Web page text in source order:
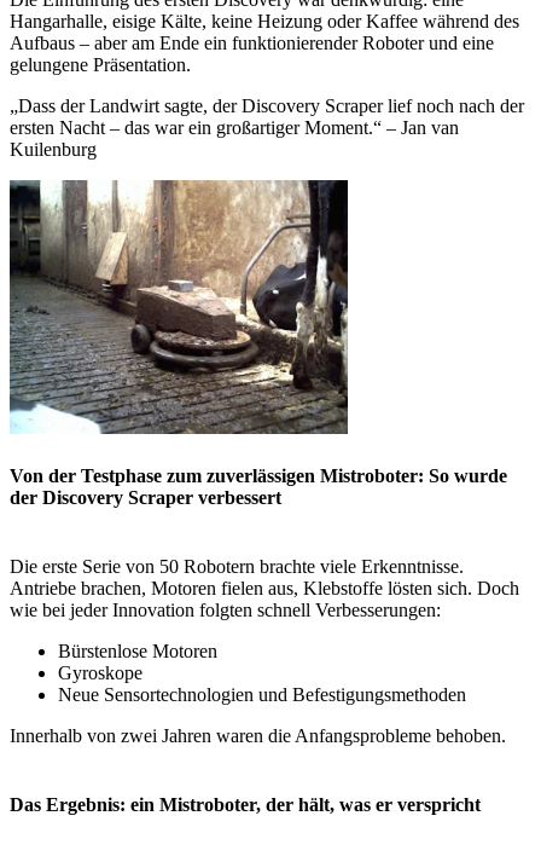
Hangarhalle, eisige Kälte, keine Heizung oder Kaffee während des
Aufbaus – aber am Ende ein funktionierender Roboter und eine
gelungene Präsentation.
„Dass der Landwirt sagte, der Discovery Scraper lief noch nach der
ersten Nacht – das war ein großartiger Moment.“ – Jan van
Kuilenburg
Von der Testphase zum zuverlässigen Mistroboter: So wurde
der Discovery Scraper verbessert
Die erste Serie von 50 Robotern brachte viele Erkenntnisse.
Antriebe brachen, Motoren fielen aus, Klebstoffe lösten sich. Doch
wie bei jeder Innovation folgten schnell Verbesserungen:
Bürstenlose Motoren
Gyroskope
Neue Sensortechnologien und Befestigungsmethoden
Innerhalb von zwei Jahren waren die Anfangsprobleme behoben.
Das Ergebnis: ein Mistroboter, der hält, was er verspricht